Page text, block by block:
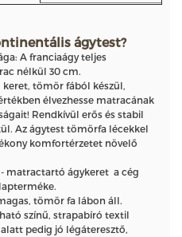
ágytest?
A franciaágy teljes
nélkül 30 cm.
tömör fából készül,
élvezhesse matracának
Rendkívül erős és stabil
Az ágytest tömörfa lécekkel
komfortérzetet növelő
matractartó ágykeret a cég
tömör fa lábon áll.
színű, strapabíró textil
pedig jó légáteresztő,